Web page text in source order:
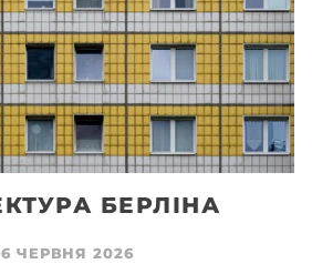
БЕРЛІНА
ЧЕРВНЯ 2026